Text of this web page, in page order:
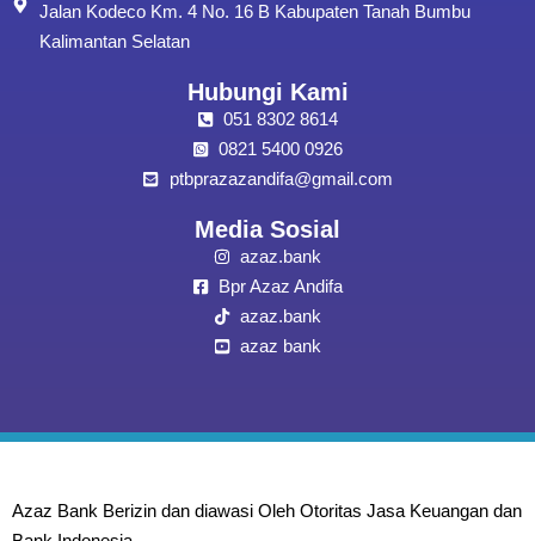
Jalan Kodeco Km. 4 No. 16 B Kabupaten Tanah Bumbu
Kalimantan Selatan
Hubungi Kami
051 8302 8614
0821 5400 0926
ptbprazazandifa@gmail.com
Media Sosial
azaz.bank
Bpr Azaz Andifa
azaz.bank
azaz bank
Azaz Bank Berizin dan diawasi Oleh Otoritas Jasa Keuangan dan